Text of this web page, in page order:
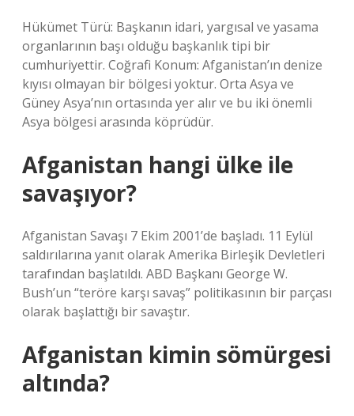
Hükümet Türü: Başkanın idari, yargısal ve yasama
organlarının başı olduğu başkanlık tipi bir
cumhuriyettir. Coğrafi Konum: Afganistan’ın denize
kıyısı olmayan bir bölgesi yoktur. Orta Asya ve
Güney Asya’nın ortasında yer alır ve bu iki önemli
Asya bölgesi arasında köprüdür.
Afganistan hangi ülke ile
savaşıyor?
Afganistan Savaşı 7 Ekim 2001’de başladı. 11 Eylül
saldırılarına yanıt olarak Amerika Birleşik Devletleri
tarafından başlatıldı. ABD Başkanı George W.
Bush’un “teröre karşı savaş” politikasının bir parçası
olarak başlattığı bir savaştır.
Afganistan kimin sömürgesi
altında?